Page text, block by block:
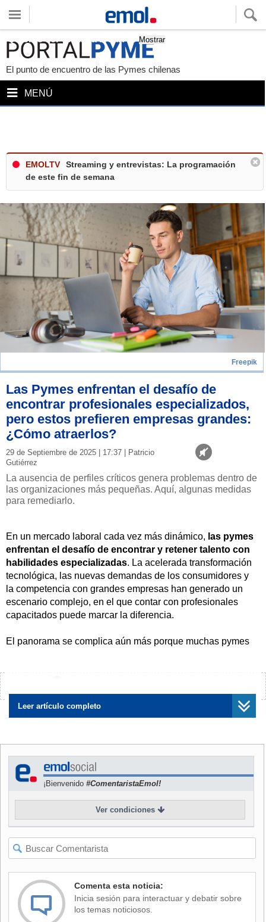
El punto de encuentro de las Pymes chilenas
MENÚ
Quieres ver tu clima local? Mostrar
EMOLTV
Streaming y entrevistas: La programación
de este fin de semana
Freepik
Las Pymes enfrentan el desafío de
encontrar profesionales especializados,
pero estos prefieren empresas grandes:
¿Cómo atraerlos?
29 de Septiembre de 2025 | 17:37 | Patricio
Gutiérrez
La ausencia de perfiles críticos genera problemas dentro de
las organizaciones más pequeñas. Aquí, algunas medidas
para remediarlo.
En un mercado laboral cada vez más dinámico, las pymes
enfrentan el desafío de encontrar y retener talento con
habilidades especializadas. La acelerada transformación
tecnológica, las nuevas demandas de los consumidores y
la competencia con grandes empresas han generado un
escenario complejo, en el que contar con profesionales
capacitados puede marcar la diferencia.
El panorama se complica aún más porque muchas pymes
Considerando esta realidad es que los expertos
concuerdan en que las pymes deben buscar fórmulas
especializado, complementando la contratación externa con
programas de capacitación interna, beneficios
diferenciadores y el uso estratégico de la tecnología y la
automatización.
“Las pymes hoy enfrentan un doble desafío. Por un lado, la
fuerte competencia con grandes empresas que suelen
ofrecer mejores sueldos, beneficios y planes de carrera, lo
que hace difícil atraer perfiles críticos. Por otro, la velocidad
gestión de datos requieren habilidades que son escasas en
el mercado y muy demandadas”, explicaCarla Aravena,
gerente general de OTEC Teamclass, empresa del
Leer artículo completo
¡Bienvenido #ComentaristaEmol!
Ver condiciones
Comenta esta noticia:
Inicia sesión para interactuar y debatir sobre
los temas noticiosos.